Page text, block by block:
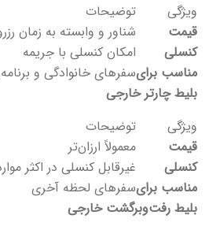
ویژگی
توضیحات
قیمت
شناور و وابسته به زمان
کنسلی
امکان کنسلی با جریمه
مناسب برایسفرهای خانوادگی و
بلیط چارتر خارجی
ویژگی
توضیحات
قیمت
معمولاً ارزان‌تر
کنسلی
غیرقابل کنسلی در اکثر
مناسب برایسفرهای لحظه آخری
بلیط رفت‌وبرگشت خارجی